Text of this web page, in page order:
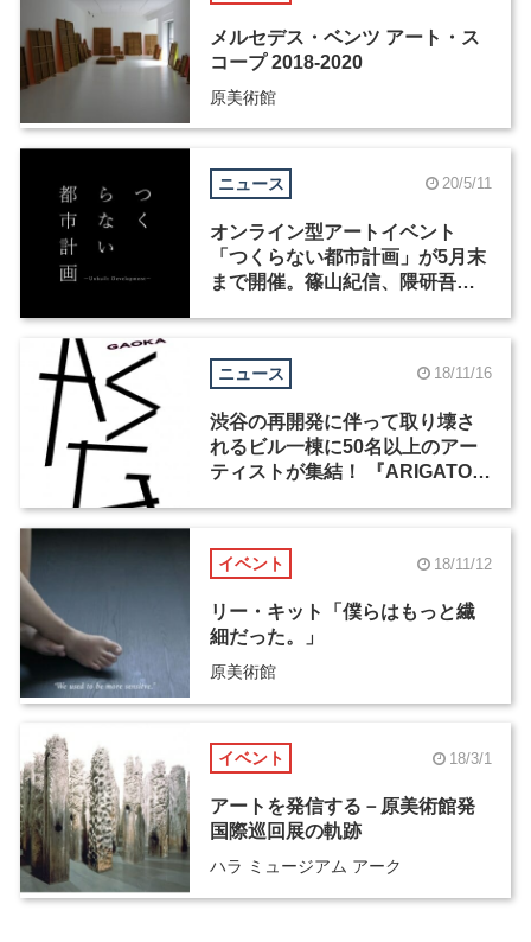
メルセデス・ベンツ アート・ス
コープ 2018-2020
原美術館
ニュース 20/5/11
オンライン型アートイベント
「つくらない都市計画」が5月末
まで開催。篠山紀信、隈研吾ら
ニュース 18/11/16
渋谷の再開発に伴って取り壊さ
れるビル一棟に50名以上のアー
ティストが集結！ 『ARIGATO
イベント 18/11/12
リー・キット「僕らはもっと繊
細だった。」
原美術館
イベント 18/3/1
アートを発信する－原美術館発
国際巡回展の軌跡
ハラ ミュージアム アーク